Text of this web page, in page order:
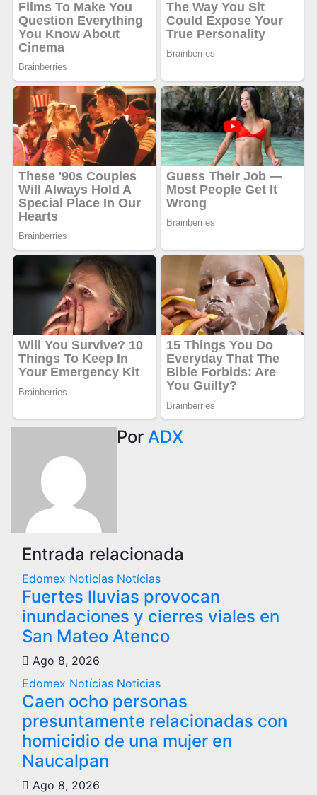
Por ADX
Entrada relacionada
Edomex Noticias Notícias
Fuertes lluvias provocan
inundaciones y cierres viales en
San Mateo Atenco
Ago 8, 2026
Edomex Notícias Noticias
Caen ocho personas
presuntamente relacionadas con
homicidio de una mujer en
Naucalpan
Ago 8, 2026